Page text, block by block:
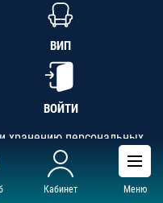
Кабинет Меню
ВИП
ВОЙТИ
хранению персональных
1142300002349,